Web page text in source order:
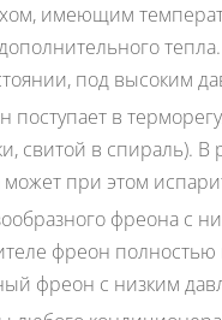
имеющим
под высоким
поступает в
свитой в спираль).
при этом
фреона с
фреон полностью
фреон с низким